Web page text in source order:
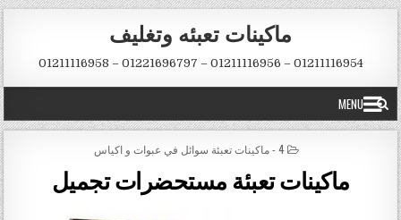
Skip to content
ماكينات تعبئه وتغليف
01211116954 – 01211116956 – 01221696797 – 01211116958
MENU
POSTED IN
4 - ماكينات تعبئة سوائل في عبوات و اكياس
ماكينات تعبئة مستحضرات تجميل